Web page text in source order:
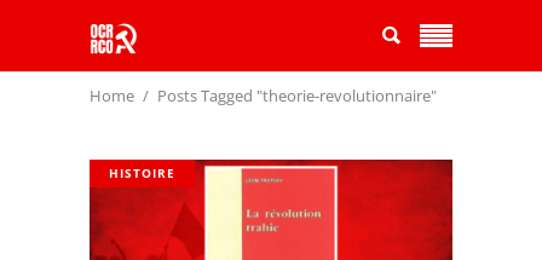
Home Posts Tagged "theorie-revolutionnaire"
HISTOIRE